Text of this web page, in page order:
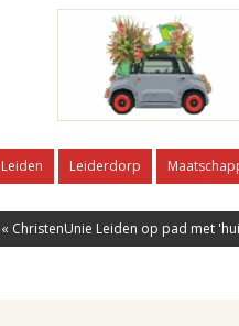
Leiden Leiderdorp
« ChristenUnie Leiden op pad met